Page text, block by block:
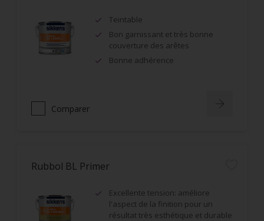
Teintable
Bon garnissant et très bonne
couverture des arêtes
Bonne adhérence
Comparer
Rubbol BL Primer
Excellente tension: améliore
l'aspect de la finition pour un
résultat très esthétique et durable